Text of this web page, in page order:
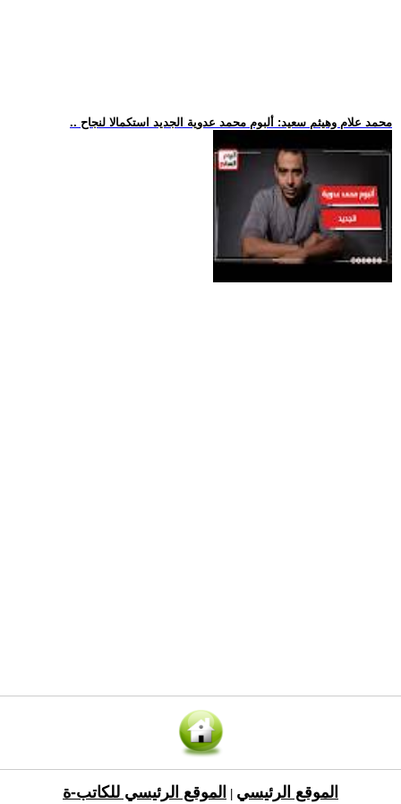
.. محمد علام وهيثم سعيد: ألبوم محمد عدوية الجديد استكمالا لنجاح
الموقع الرئيسي الموقع الرئيسي للكاتب-ة